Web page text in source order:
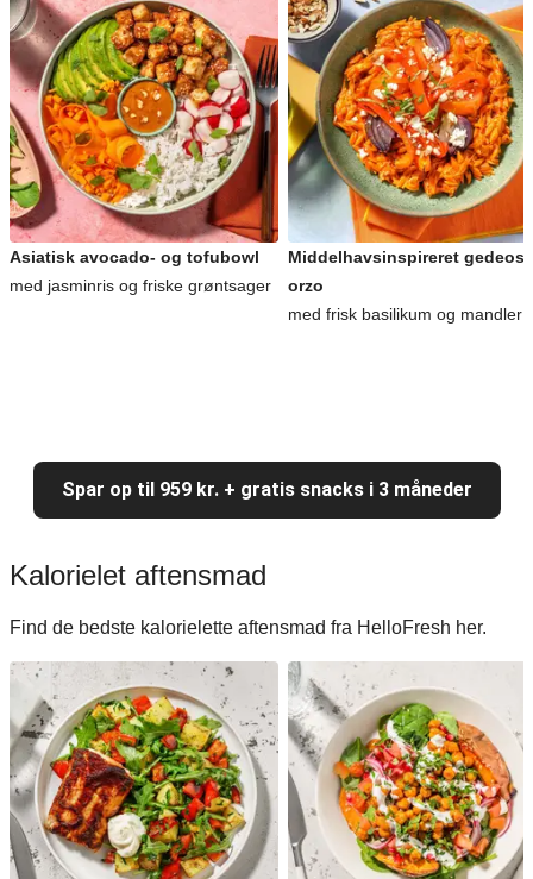
Asiatisk avocado- og tofubowl
med jasminris og friske grøntsager
Middelhavsinspireret
orzo
med frisk basilikum og mandler
Spar op til 959 kr. + gratis snacks i 3 måneder
Kalorielet aftensmad
Find de bedste kalorielette aftensmad fra HelloFresh her.